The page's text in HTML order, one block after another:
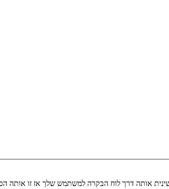
אותה דרך לוח הבקרה למשתמש שלך אז זו